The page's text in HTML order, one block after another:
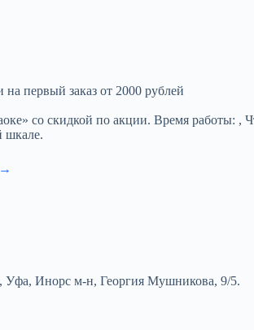
первый заказ от 2000 рублей
со скидкой по акции. Время работы: ,
шкале.
Уфа, Инорс м-н, Георгия Мушникова, 9/5.